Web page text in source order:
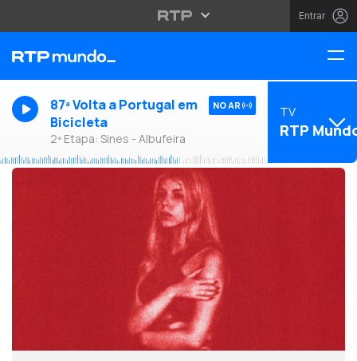
Entrar
87ª Volta a Portugal em
Bicicleta
2ª Etapa: Sines - Albufeira
NO AR TV
RTP